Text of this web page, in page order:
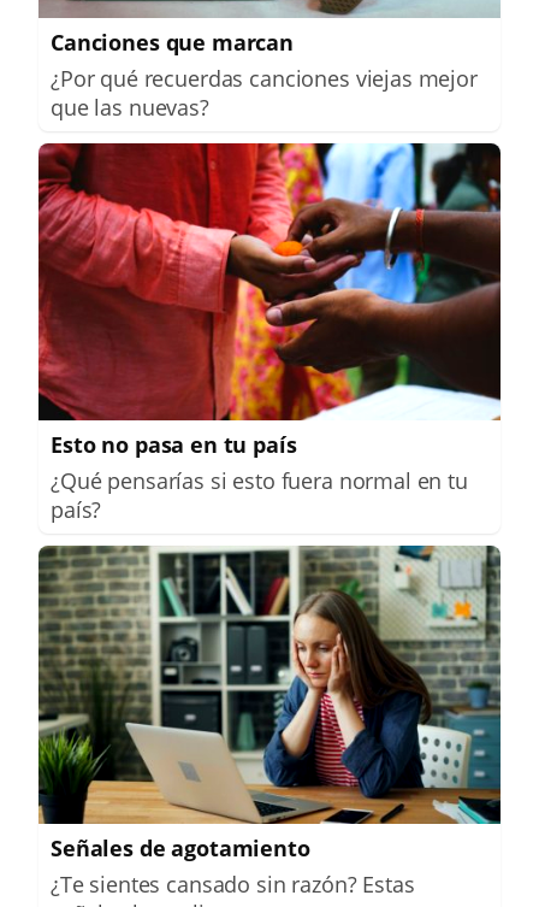
Canciones que marcan
¿Por qué recuerdas canciones viejas mejor
que las nuevas?
Esto no pasa en tu país
¿Qué pensarías si esto fuera normal en tu
país?
Señales de agotamiento
¿Te sientes cansado sin razón? Estas